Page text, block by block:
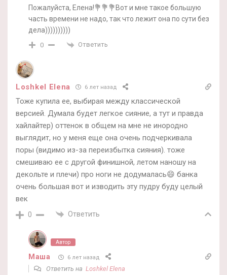
Пожалуйста, Елена!💐💐💐Вот и мне такое большую
часть времени не надо, так что лежит она по сути без
дела))))))))))
0 Ответить
Loshkel Elena 6 лет назад
Тоже купила ее, выбирая между классической
версией. Думала будет легкое сияние, а тут и правда
хайлайтер) оттенок в общем на мне не инородно
выглядит, но у меня еще она очень подчеркивала
поры (видимо из-за переизбытка сияния). тоже
смешиваю ее с другой финишной, летом наношу на
декольте и плечи) про ноги не додумалась😄 банка
очень большая вот и изводить эту пудру буду целый
век
0 Ответить
Автор
Маша 6 лет назад
Ответить на Loshkel Elena